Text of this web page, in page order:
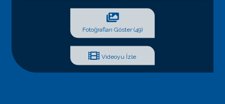
Fotoğrafları Göster (49)
Videoyu İzle